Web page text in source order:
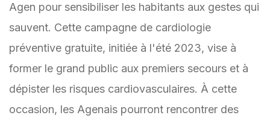
Agen pour sensibiliser les habitants aux gestes qui
sauvent. Cette campagne de cardiologie
préventive gratuite, initiée à l'été 2023, vise à
former le grand public aux premiers secours et à
dépister les risques cardiovasculaires. À cette
occasion, les Agenais pourront rencontrer des